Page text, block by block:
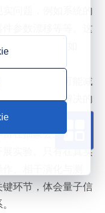
问题，例如系统的
参数漂移等等。这
理论上
出偏差。
在实验中尽可能减
过程中必须解决的
在抽象公式和理想
实验。只有在真实
、相干演化与测
环节，体会量子信